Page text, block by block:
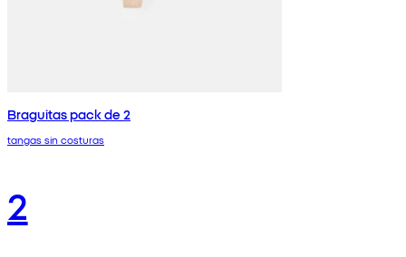
Braguitas pack de 2
tangas sin costuras
2